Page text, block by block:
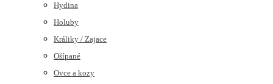
Hydina
Holuby
Králiky / Zajace
Ošípané
Ovce a kozy